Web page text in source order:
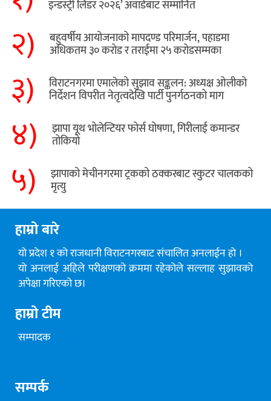
इन्डस्ट्री लिडर २०२६’ अवार्डबाट सम्मानित
२) बहुवर्षीय आयोजनाको मापदण्ड परिमार्जन, पहाडमा
अधिकतम ३० करोड र तराईमा २५ करोडसम्मका
३) विराटनगरमा एमालेको सुझाव सङ्कलन: अध्यक्ष ओलीको
निर्देशन विपरीत नेतृत्वदेखि पार्टी पुनर्गठनको माग
४) झापा यूथ भोलेन्टियर फोर्स घोषणा, गिरीलाई कमान्डर
तोकियो
५) ​झापाको मेचीनगरमा ट्रकको ठक्करबाट स्कुटर चालकको
मृत्यु
हाम्रो बारे
यो प्रदेश १ को राजधानी विराटनगरबाट संचालित अनलाईन हो ।
यो अनलाई अहिले परीक्षणको क्रममा रहेकोले सल्लाह सुझावको
अपेक्षा गरिएको छ।
हाम्रो टीम
सम्पादक
सम्पर्क